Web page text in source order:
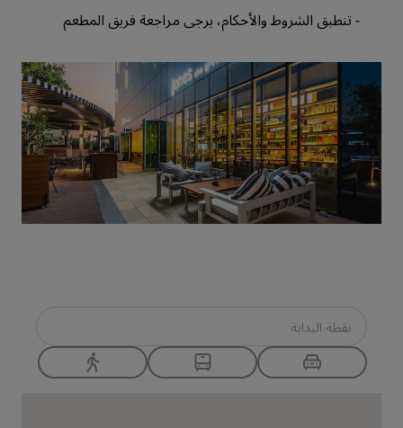
- تنطبق الشروط والأحكام، يرجى مراجعة فريق المطعم